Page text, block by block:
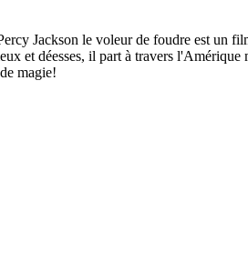
Jackson le voleur de foudre est un
et déesses, il part à travers
magie!